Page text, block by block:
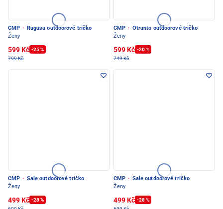
CMP ·
Ragusa outdoorové tričko
Ženy
599 Kč -25 %
799 Kč
CMP · Otranto outdoorové tričko
Ženy
599 Kč -20 %
749 Kč
CMP · Sale outdoorové tričko
Ženy
499 Kč -28 %
CMP · Sale outdoorové tričko
Ženy
499 Kč -28 %